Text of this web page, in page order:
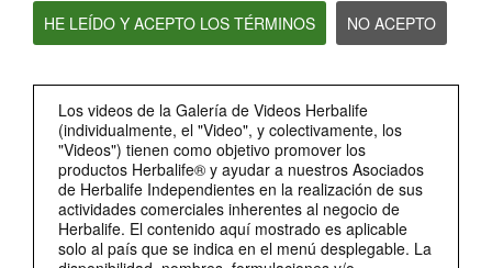
HE LEÍDO Y ACEPTO LOS TÉRMINOS NO ACEPTO
Los videos de la Galería de Videos Herbalife
(individualmente, el "Video", y colectivamente, los
"Videos") tienen como objetivo promover los
productos Herbalife® y ayudar a nuestros Asociados
de Herbalife Independientes en la realización de sus
actividades comerciales inherentes al negocio de
Herbalife. El contenido aquí mostrado es aplicable
solo al país que se indica en el menú desplegable. La
2:20
Conoce Bioniq GO.